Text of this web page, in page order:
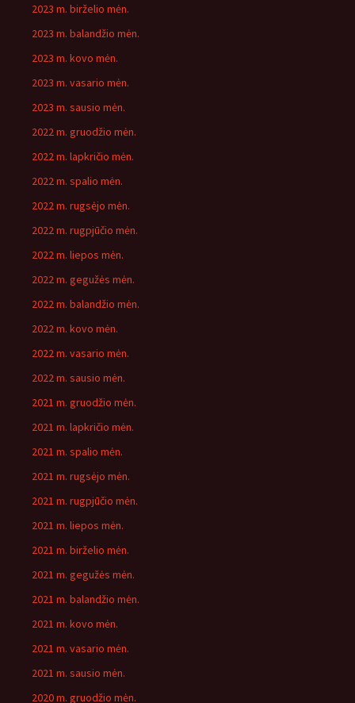
2023 m. birželio mėn.
2023 m. balandžio mėn.
2023 m. kovo mėn.
2023 m. vasario mėn.
2023 m. sausio mėn.
2022 m. gruodžio mėn.
2022 m. lapkričio mėn.
2022 m. spalio mėn.
2022 m. rugsėjo mėn.
2022 m. rugpjūčio mėn.
2022 m. liepos mėn.
2022 m. gegužės mėn.
2022 m. balandžio mėn.
2022 m. kovo mėn.
2022 m. vasario mėn.
2022 m. sausio mėn.
2021 m. gruodžio mėn.
2021 m. lapkričio mėn.
2021 m. spalio mėn.
2021 m. rugsėjo mėn.
2021 m. rugpjūčio mėn.
2021 m. liepos mėn.
2021 m. birželio mėn.
2021 m. gegužės mėn.
2021 m. balandžio mėn.
2021 m. kovo mėn.
2021 m. vasario mėn.
2021 m. sausio mėn.
2020 m. gruodžio mėn.